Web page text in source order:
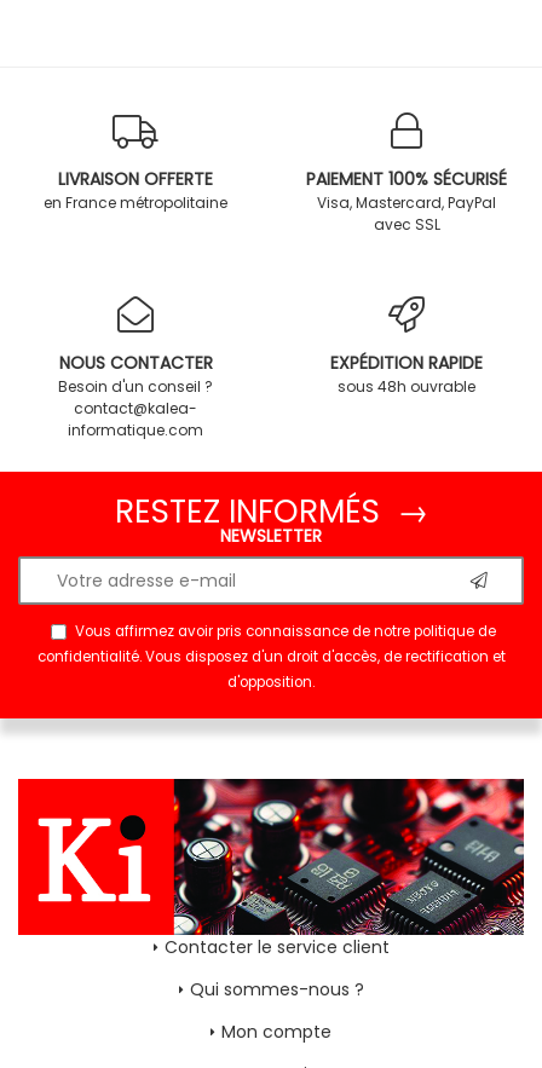
LIVRAISON OFFERTE
en France métropolitaine
PAIEMENT 100% SÉCURISÉ
Visa, Mastercard, PayPal
avec SSL
NOUS CONTACTER
Besoin d'un conseil ?
contact@kalea-
informatique.com
EXPÉDITION RAPIDE
sous 48h ouvrable
RESTEZ INFORMÉS →
NEWSLETTER
Vous affirmez avoir pris connaissance de notrepolitique de
confidentialité. Vous disposez d'un droit d'accès, de rectification et
d'opposition.
Contacter le service client
Qui sommes-nous ?
Mon compte